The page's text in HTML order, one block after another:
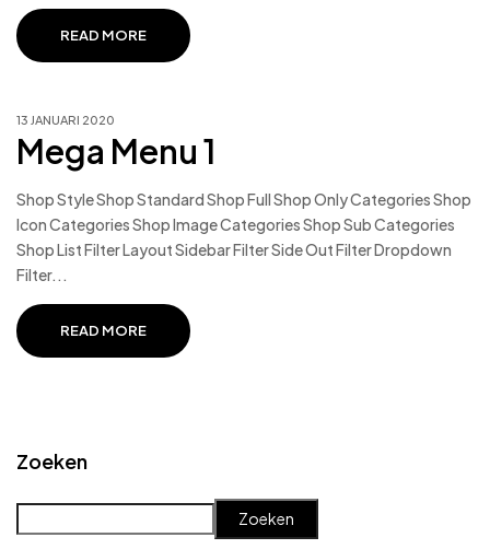
Zoeken
Zoeken
READ MORE
13 JANUARI 2020
Mega Menu 1
Shop Style Shop Standard Shop Full Shop Only Categories Shop
Icon Categories Shop Image Categories Shop Sub Categories
Shop List Filter Layout Sidebar Filter Side Out Filter Dropdown
Filter...
READ MORE